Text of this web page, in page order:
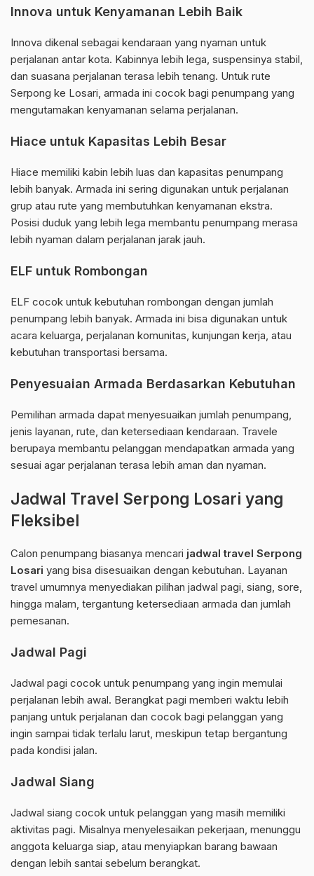
Innova untuk Kenyamanan Lebih Baik
Innova dikenal sebagai kendaraan yang nyaman untuk
perjalanan antar kota. Kabinnya lebih lega, suspensinya stabil,
dan suasana perjalanan terasa lebih tenang. Untuk rute
Serpong ke Losari, armada ini cocok bagi penumpang yang
mengutamakan kenyamanan selama perjalanan.
Hiace untuk Kapasitas Lebih Besar
Hiace memiliki kabin lebih luas dan kapasitas penumpang
lebih banyak. Armada ini sering digunakan untuk perjalanan
grup atau rute yang membutuhkan kenyamanan ekstra.
Posisi duduk yang lebih lega membantu penumpang merasa
lebih nyaman dalam perjalanan jarak jauh.
ELF untuk Rombongan
ELF cocok untuk kebutuhan rombongan dengan jumlah
penumpang lebih banyak. Armada ini bisa digunakan untuk
acara keluarga, perjalanan komunitas, kunjungan kerja, atau
kebutuhan transportasi bersama.
Penyesuaian Armada Berdasarkan Kebutuhan
Pemilihan armada dapat menyesuaikan jumlah penumpang,
jenis layanan, rute, dan ketersediaan kendaraan. Travele
berupaya membantu pelanggan mendapatkan armada yang
sesuai agar perjalanan terasa lebih aman dan nyaman.
Jadwal Travel Serpong Losari yang
Fleksibel
Calon penumpang biasanya mencari jadwal travel Serpong
Losari yang bisa disesuaikan dengan kebutuhan. Layanan
travel umumnya menyediakan pilihan jadwal pagi, siang, sore,
hingga malam, tergantung ketersediaan armada dan jumlah
pemesanan.
Jadwal Pagi
Jadwal pagi cocok untuk penumpang yang ingin memulai
perjalanan lebih awal. Berangkat pagi memberi waktu lebih
panjang untuk perjalanan dan cocok bagi pelanggan yang
ingin sampai tidak terlalu larut, meskipun tetap bergantung
pada kondisi jalan.
Jadwal Siang
Jadwal siang cocok untuk pelanggan yang masih memiliki
aktivitas pagi. Misalnya menyelesaikan pekerjaan, menunggu
anggota keluarga siap, atau menyiapkan barang bawaan
dengan lebih santai sebelum berangkat.